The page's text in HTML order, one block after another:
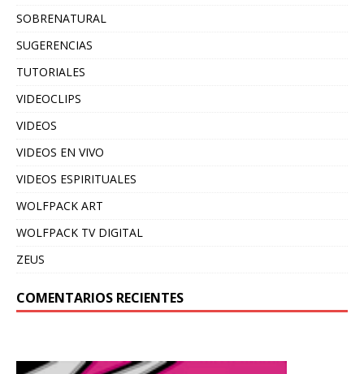
SOBRENATURAL
SUGERENCIAS
TUTORIALES
VIDEOCLIPS
VIDEOS
VIDEOS EN VIVO
VIDEOS ESPIRITUALES
WOLFPACK ART
WOLFPACK TV DIGITAL
ZEUS
COMENTARIOS RECIENTES